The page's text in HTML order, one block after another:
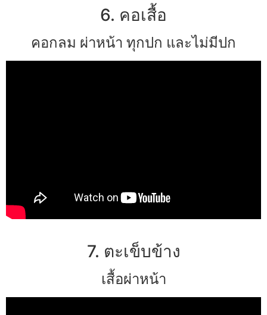
6. คอเสื้อ
คอกลม ผ่าหน้า ทุกปก และไม่มีปก
7. ตะเข็บข้าง
เสื้อผ่าหน้า